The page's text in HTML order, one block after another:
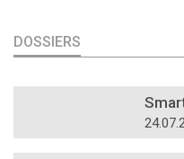
DOSSIERS